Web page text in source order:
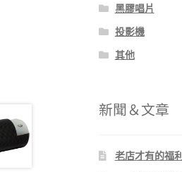
黑膠唱片
投影機
其他
新聞＆文章
老店才有的福利